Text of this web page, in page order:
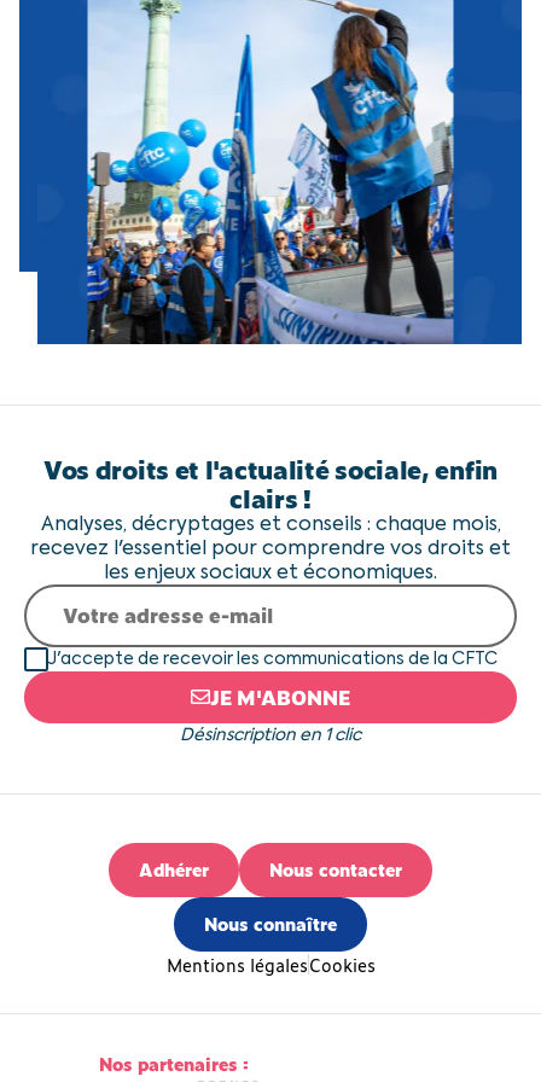
Vos droits et l'actualité sociale, enfin
clairs !
Analyses, décryptages et conseils : chaque mois,
recevez l'essentiel pour comprendre vos droits et
les enjeux sociaux et économiques.
J'accepte de recevoir les communications de la CFTC
JE M'ABONNE
Désinscription en 1 clic
Nos partenaires :
Adhérer Nous contacter
Nous connaître
Mentions légalesCookies